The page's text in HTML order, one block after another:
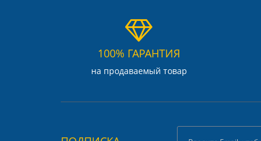
100% ГАРАНТИЯ
на продаваемый товар